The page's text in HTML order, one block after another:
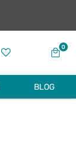
0
BLOG